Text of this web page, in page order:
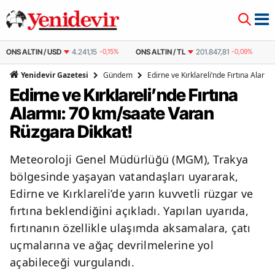
ONS ALTIN / USD 4.241,15 -0,15% ONS ALTIN / TL 201.847,81 -0,09%
Yenidevir Gazetesi Gündem Edirne ve Kırklareli’nde Fırtına
Edirne ve Kırklareli’nde Fırtına
Alarmı: 70 km/saate Varan
Rüzgara Dikkat!
Meteoroloji Genel Müdürlüğü (MGM), Trakya
bölgesinde yaşayan vatandaşları uyararak,
Edirne ve Kırklareli’de yarın kuvvetli rüzgar ve
fırtına beklendiğini açıkladı. Yapılan uyarıda,
fırtınanın özellikle ulaşımda aksamalara, çatı
uçmalarına ve ağaç devrilmelerine yol
açabileceği vurgulandı.